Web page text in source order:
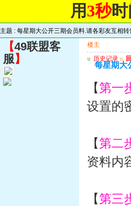
用3秒
主题 : 每星期大公开三期会员料.请各彩友互相
【49联盟客
服】
楼主
u 历史记录 u
每星期大
【第一
设置的
【第二
资料内
【第三